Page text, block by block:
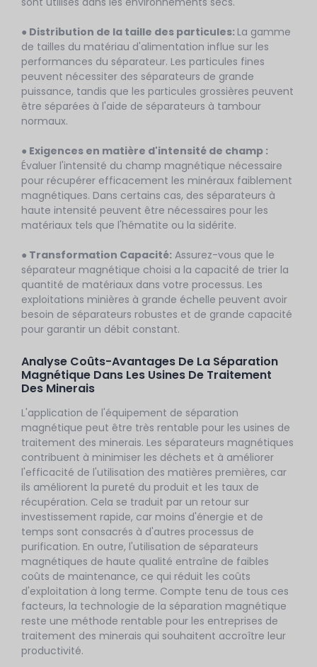
● Distribution de la taille des particules: La gamme
de tailles du matériau d'alimentation influe sur les
performances du séparateur. Les particules fines
peuvent nécessiter des séparateurs de grande
puissance, tandis que les particules grossières peuvent
être séparées à l'aide de séparateurs à tambour
normaux.
● Exigences en matière d'intensité de champ :
Évaluer l'intensité du champ magnétique nécessaire
pour récupérer efficacement les minéraux faiblement
magnétiques. Dans certains cas, des séparateurs à
haute intensité peuvent être nécessaires pour les
matériaux tels que l'hématite ou la sidérite.
● Transformation Capacité: Assurez-vous que le
séparateur magnétique choisi a la capacité de trier la
quantité de matériaux dans votre processus. Les
exploitations minières à grande échelle peuvent avoir
besoin de séparateurs robustes et de grande capacité
pour garantir un débit constant.
Analyse Coûts-Avantages De La Séparation
Magnétique Dans Les Usines De Traitement
Des Minerais
L'application de l'équipement de séparation
magnétique peut être très rentable pour les usines de
traitement des minerais. Les séparateurs magnétiques
contribuent à minimiser les déchets et à améliorer
l'efficacité de l'utilisation des matières premières, car
ils améliorent la pureté du produit et les taux de
récupération. Cela se traduit par un retour sur
investissement rapide, car moins d'énergie et de
temps sont consacrés à d'autres processus de
purification. En outre, l'utilisation de séparateurs
magnétiques de haute qualité entraîne de faibles
coûts de maintenance, ce qui réduit les coûts
d'exploitation à long terme. Compte tenu de tous ces
facteurs, la technologie de la séparation magnétique
reste une méthode rentable pour les entreprises de
traitement des minerais qui souhaitent accroître leur
productivité.